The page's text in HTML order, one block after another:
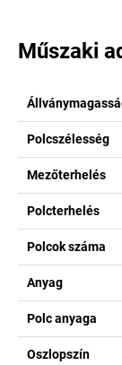
Műszaki
Polcszélesség
Mezőterhelés
Polcterhelés
Polcok száma
Anyag
Polc anyaga
Oszlopszín